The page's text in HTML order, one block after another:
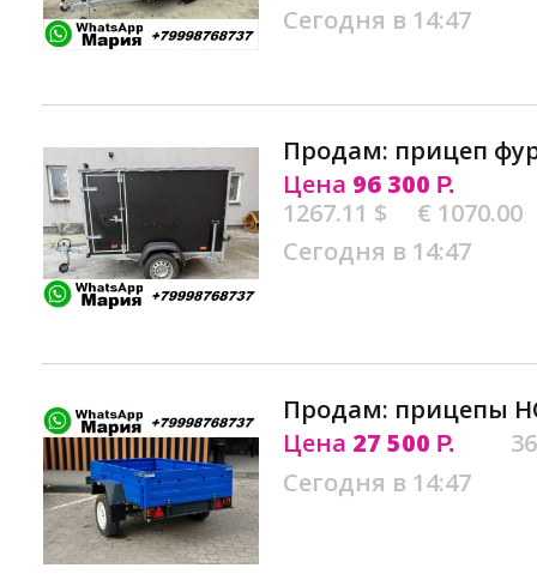
Сегодня в 14:47
Продам: прицеп
Цена 96 300 Р.
1267.11 $
€ 1070.00
Сегодня в 14:47
Продам: прицепы
Цена 27 500 Р.
Сегодня в 14:47